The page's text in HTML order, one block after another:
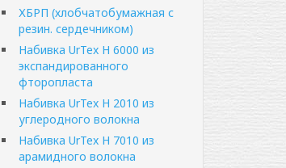
ХБРП (хлобчатобумажная с
резин. сердечником)
Набивка UrTex Н 6000 из
экспандированного
фторопласта
Набивка UrTex Н 2010 из
углеродного волокна
Набивка UrTex Н 7010 из
арамидного волокна